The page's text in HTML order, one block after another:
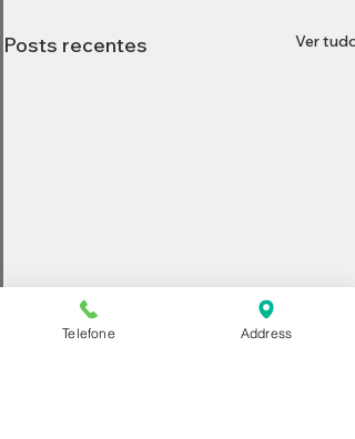
Posts recentes Ver tudo
Telefone Address